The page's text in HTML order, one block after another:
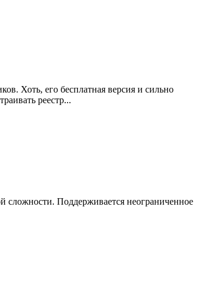
Хоть, его бесплатная версия и сильно
реестр...
сложности. Поддерживается неограниченное